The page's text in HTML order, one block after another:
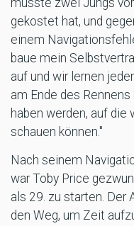
musste zwei Jungs
gekostet hat, und
einem
baue mein
auf und wir lernen
am Ende des
haben werden, auf die
schauen können."
Nach seinem
war Toby Price
als 29. zu starten.
den Weg, um Zeit